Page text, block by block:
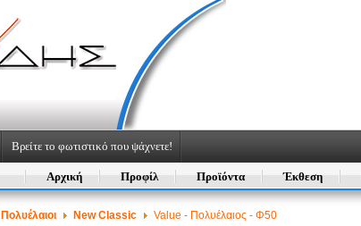
Βρείτε το φωτιστικό που ψάχνετε!
Αρχική Προφίλ Προϊόντα Έκθεση
Πολυέλαιοι New Classic Value - Πολυέλαιος - Φ50